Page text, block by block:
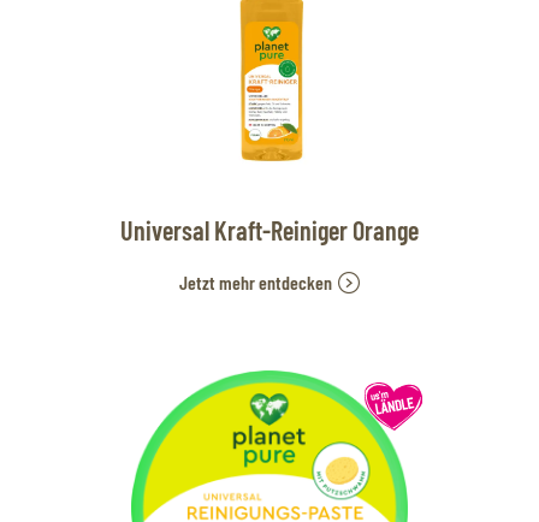
Universal Kraft-Reiniger Orange
Jetzt mehr entdecken